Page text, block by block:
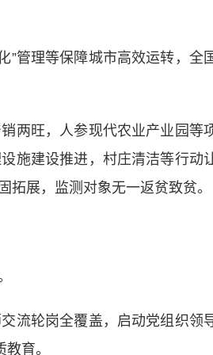
管理等保障城市高效运转，全
两旺，人参现代农业产业园等
施建设推进，村庄清洁等行动
展，监测对象无一返贫致贫。
流轮岗全覆盖，启动党组织领
育。